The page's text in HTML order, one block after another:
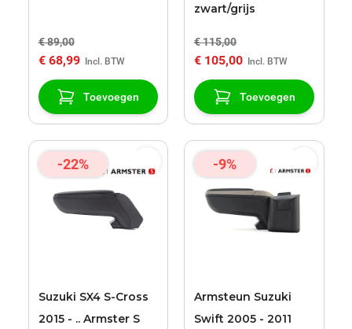
€ 89,00
€ 68,99
Toevoegen
zwart/grijs
€ 115,00
€ 105,00
Toevoegen
-22%
Suzuki SX4 S-Cross
2015 - .. Armster S
-9%
Armsteun Suzuki
Swift 2005 - 2011